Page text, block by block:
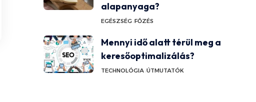
alapanyaga?
EGÉSZSÉG FŐZÉS
Mennyi idő alatt térül meg a
keresőoptimalizálás?
TECHNOLÓGIA ÚTMUTATÓK